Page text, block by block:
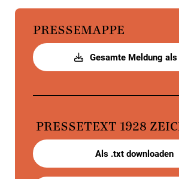
PRESSEMAPPE
Gesamte Meldung
PRESSETEXT 1928
Als .txt downloaden